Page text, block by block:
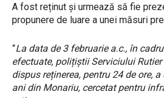
A fost reținut și urmează să fie
propunere de luare a unei măsuri
”La data de 3 februarie a.c., în
efectuate, polițiștii Serviciului Rutier
dispus reținerea, pentru 24 de ore,
ani din Monariu, cercetat pentru